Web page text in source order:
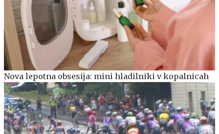
Nova lepotna obsesija: mini hladilniki v kopalnicah